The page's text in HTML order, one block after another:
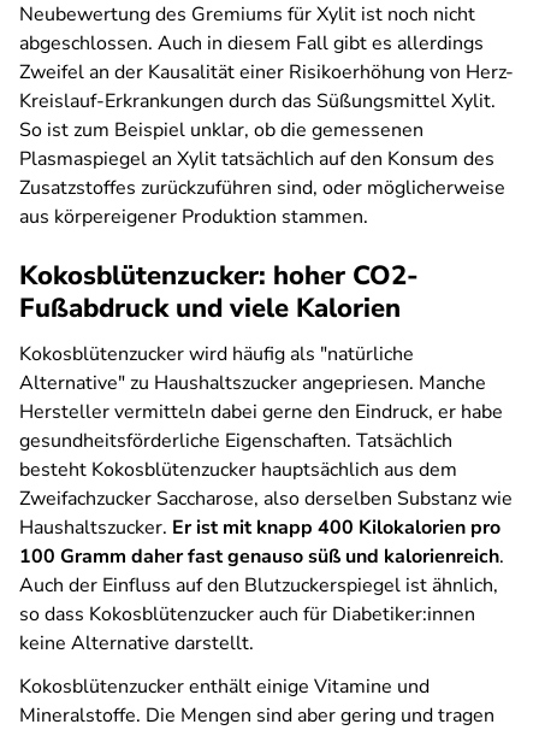
Neubewertung des Gremiums für Xylit ist noch nicht
abgeschlossen. Auch in diesem Fall gibt es allerdings
Zweifel an der Kausalität einer Risikoerhöhung von Herz-
Kreislauf-Erkrankungen durch das Süßungsmittel Xylit.
So ist zum Beispiel unklar, ob die gemessenen
Plasmaspiegel an Xylit tatsächlich auf den Konsum des
Zusatzstoffes zurückzuführen sind, oder möglicherweise
aus körpereigener Produktion stammen.
Kokosblütenzucker: hoher CO2-
Fußabdruck und viele Kalorien
Kokosblütenzucker wird häufig als "natürliche
Alternative" zu Haushaltszucker angepriesen. Manche
Hersteller vermitteln dabei gerne den Eindruck, er habe
gesundheitsförderliche Eigenschaften. Tatsächlich
besteht Kokosblütenzucker hauptsächlich aus dem
Zweifachzucker Saccharose, also derselben Substanz wie
Haushaltszucker. Er ist mit knapp 400 Kilokalorien pro
100 Gramm daher fast genauso süß und kalorienreich.
Auch der Einfluss auf den Blutzuckerspiegel ist ähnlich,
so dass Kokosblütenzucker auch für Diabetiker:innen
keine Alternative darstellt.
Kokosblütenzucker enthält einige Vitamine und
Mineralstoffe. Die Mengen sind aber gering und tragen